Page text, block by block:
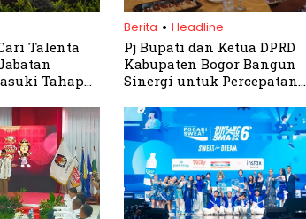
Talenta
Tahap
Berita . Headline
Pj Bupati dan Ketua DPRD
Kabupaten Bogor Bangun
Sinergi untuk Percepatan